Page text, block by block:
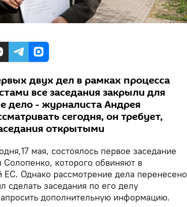
двух дел в рамках процесса
все заседания закрыли для
дело - журналиста Андрея
сегодня, он требует,
открытыми
мая, состоялось первое заседание
которого обвиняют в
Однако рассмотрение дела перенесено
сделать заседания по его делу
дополнительную информацию.